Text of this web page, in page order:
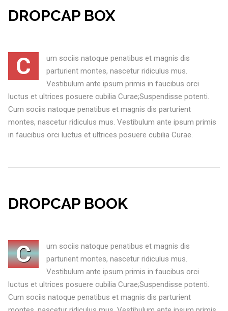
DROPCAP BOX
C
um sociis natoque penatibus et magnis dis
parturient montes, nascetur ridiculus mus.
Vestibulum ante ipsum primis in faucibus orci
luctus et ultrices posuere cubilia Curae;Suspendisse potenti.
Cum sociis natoque penatibus et magnis dis parturient
montes, nascetur ridiculus mus. Vestibulum ante ipsum primis
in faucibus orci luctus et ultrices posuere cubilia Curae.
DROPCAP BOOK
C
um sociis natoque penatibus et magnis dis
parturient montes, nascetur ridiculus mus.
Vestibulum ante ipsum primis in faucibus orci
luctus et ultrices posuere cubilia Curae;Suspendisse potenti.
Cum sociis natoque penatibus et magnis dis parturient